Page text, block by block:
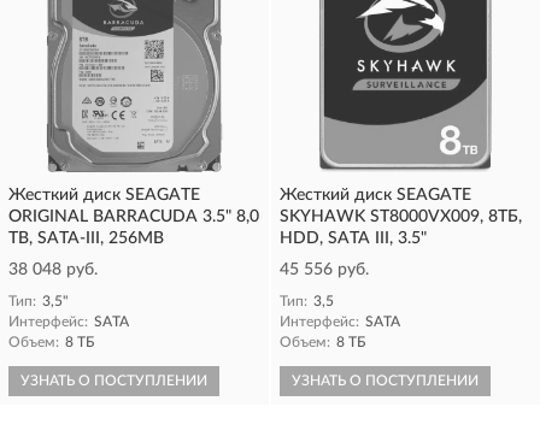
Жесткий диск SEAGATE
ORIGINAL BARRACUDA 3.5" 8,0
TB, SATA-III, 256MB
38 048 руб.
Тип: 3,5"
Интерфейс: SATA
Объем: 8 ТБ
УЗНАТЬ О ПОСТУПЛЕНИИ
Жесткий диск SEAGATE
SKYHAWK ST8000VX009, 8ТБ,
HDD, SATA III, 3.5"
45 556 руб.
Тип: 3,5
Интерфейс: SATA
Объем: 8 ТБ
УЗНАТЬ О ПОСТУПЛЕНИИ